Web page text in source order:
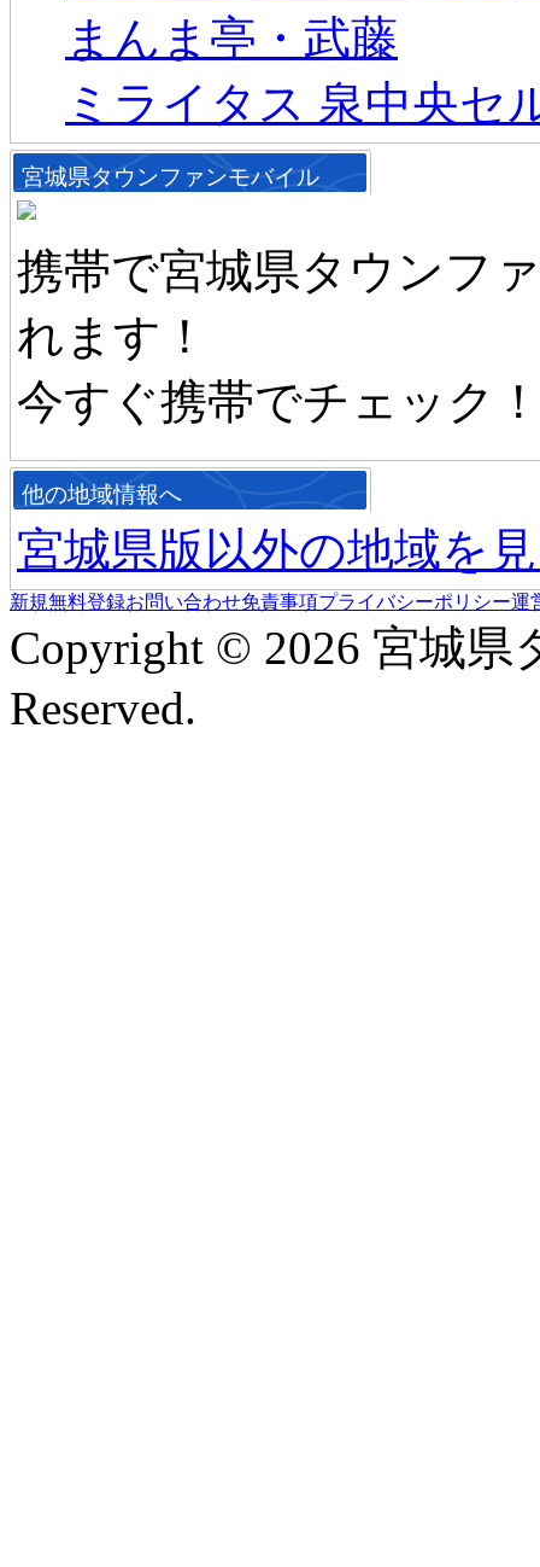
まんま亭・武藤
ミライタス 泉中央セ
宮城県タウンファンモバイル
携帯で宮城県タウンフ
れます！
今すぐ携帯でチェック
他の地域情報へ
宮城県版以外の地域を
新規無料登録お問い合わせ免責事項プライバシーポリシー運
Copyright © 2026 宮城
Reserved.